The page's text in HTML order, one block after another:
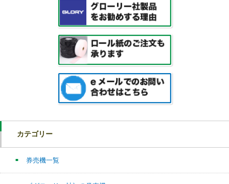
カテゴリー
券売機一覧